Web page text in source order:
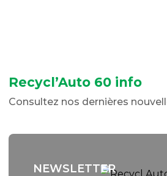
Recycl’Auto 60 info
Consultez nos dernières
NEWSLETTER